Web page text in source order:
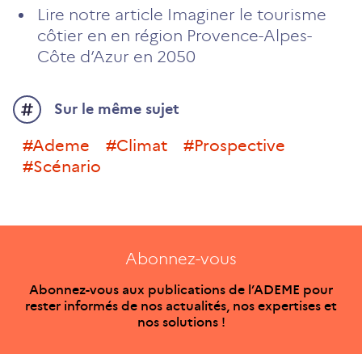
Lire notre article Imaginer le tourisme
côtier en en région Provence-Alpes-
Côte d’Azur en 2050
Sur le même sujet
#ademe #climat
#prospective
#scénario
Abonnez-vous
Abonnez-vous aux publications de l’ADEME pour
rester informés de nos actualités, nos expertises et
nos solutions !